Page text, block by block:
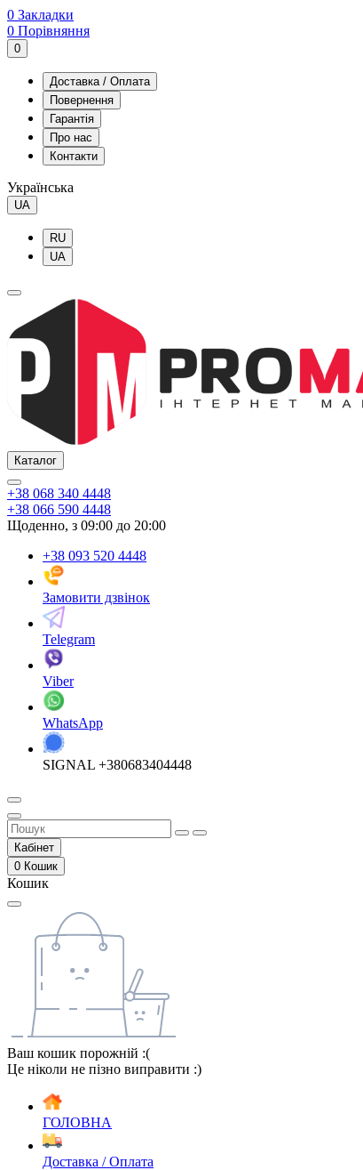
0 Закладки
0 Порівняння
0
Доставка / Оплата
Повернення
Гарантія
Про нас
Контакти
Українська
UA
RU
UA
Каталог
+38 068 340 4448
+38 066 590 4448
Щоденно, з 09:00 до 20:00
+38 093 520 4448
Замовити дзвінок
Telegram
Viber
WhatsApp
SIGNAL +380683404448
Кабінет
0 Кошик
Кошик
Ваш кошик порожній :(
Це ніколи не пізно виправити :)
ГОЛОВНА
Доставка / Оплата